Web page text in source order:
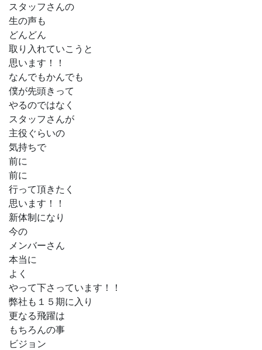
スタッフさんの
生の声も
どんどん
取り入れていこうと
思います！！
なんでもかんでも
僕が先頭きって
やるのではなく
スタッフさんが
主役ぐらいの
気持ちで
前に
前に
行って頂きたく
思います！！
新体制になり
今の
メンバーさん
本当に
よく
やって下さっています！！
弊社も１５期に入り
更なる飛躍は
もちろんの事
ビジョン